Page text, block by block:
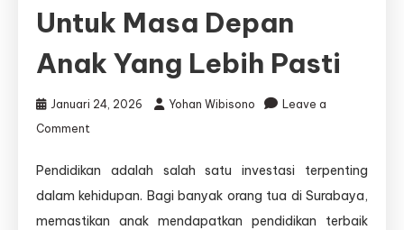
Untuk Masa Depan
Anak Yang Lebih Pasti
Januari 24, 2026 Yohan Wibisono
Leave a
Comment
Asuransi
Surabaya:
Persiapan
Pendidikan adalah salah satu investasi terpenting
dalam kehidupan. Bagi banyak orang tua di Surabaya,
memastikan anak mendapatkan pendidikan terbaik